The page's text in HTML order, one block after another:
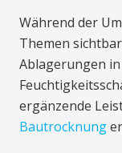
Während der
Themen
Ablagerungen
ergänzende
Bautrocknung